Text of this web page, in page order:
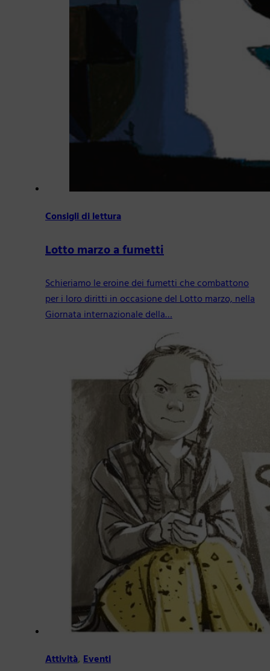
Consigli di lettura
Lotto marzo a fumetti
Schieriamo le eroine dei fumetti che combattono
per i loro diritti in occasione del Lotto marzo, nella
Giornata internazionale della…
Attività,Eventi